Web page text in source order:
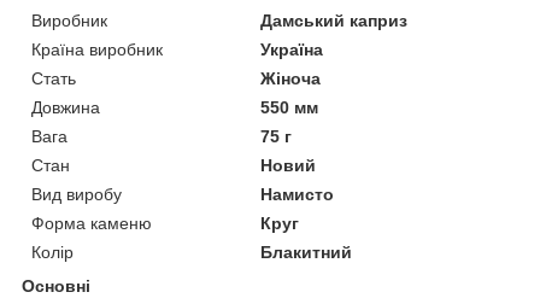
Виробник
Дамський каприз
Країна виробник
Україна
Стать
Жіноча
Довжина
550 мм
Вага
75 г
Стан
Новий
Вид виробу
Намисто
Форма каменю
Круг
Колір
Блакитний
Основні